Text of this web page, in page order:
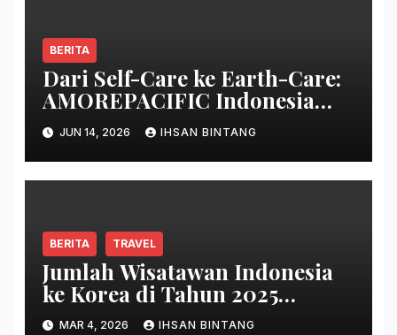
BERITA
Dari Self-Care ke Earth-Care:
AMOREPACIFIC Indonesia
Ciptakan Gerakan
Keberlanjutan Baru di Bali
JUN 14, 2026 IHSAN BINTANG
BERITA TRAVEL
Jumlah Wisatawan Indonesia
ke Korea di Tahun 2025
Terbanyak Sepanjang Sejarah
MAR 4, 2026 IHSAN BINTANG